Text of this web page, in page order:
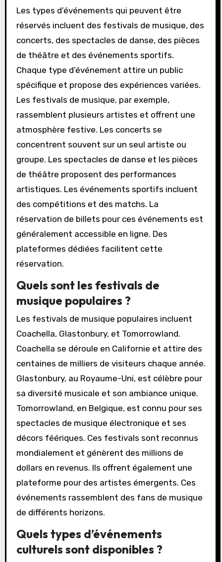
Les types d’événements qui peuvent être
réservés incluent des festivals de musique, des
concerts, des spectacles de danse, des pièces
de théâtre et des événements sportifs.
Chaque type d’événement attire un public
spécifique et propose des expériences variées.
Les festivals de musique, par exemple,
rassemblent plusieurs artistes et offrent une
atmosphère festive. Les concerts se
concentrent souvent sur un seul artiste ou
groupe. Les spectacles de danse et les pièces
de théâtre proposent des performances
artistiques. Les événements sportifs incluent
des compétitions et des matchs. La
réservation de billets pour ces événements est
généralement accessible en ligne. Des
plateformes dédiées facilitent cette
réservation.
Quels sont les festivals de
musique populaires ?
Les festivals de musique populaires incluent
Coachella, Glastonbury, et Tomorrowland.
Coachella se déroule en Californie et attire des
centaines de milliers de visiteurs chaque année.
Glastonbury, au Royaume-Uni, est célèbre pour
sa diversité musicale et son ambiance unique.
Tomorrowland, en Belgique, est connu pour ses
spectacles de musique électronique et ses
décors féériques. Ces festivals sont reconnus
mondialement et génèrent des millions de
dollars en revenus. Ils offrent également une
plateforme pour des artistes émergents. Ces
événements rassemblent des fans de musique
de différents horizons.
Quels types d’événements
culturels sont disponibles ?